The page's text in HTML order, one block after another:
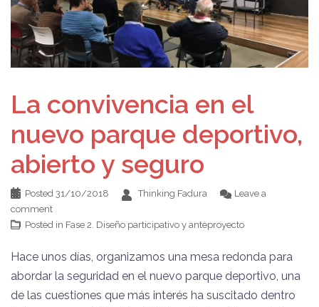
La convivencia en el
nuevo parque deportivo,
abierto y seguro
Posted 31/10/2018 Thinking Fadura
Leave a
comment
Posted in Fase 2. Diseño participativo y anteproyecto
Hace unos días, organizamos una mesa redonda para
abordar la seguridad en el nuevo parque deportivo, una
de las cuestiones que más interés ha suscitado dentro